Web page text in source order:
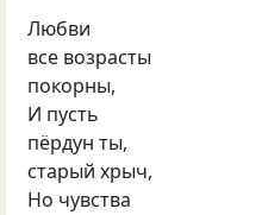
Любви
все возрасты
покорны,
И пусть
пёрдун ты,
старый хрыч,
Но чувства